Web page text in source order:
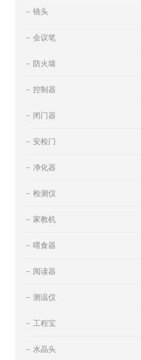
镜头
会议笔
防火墙
控制器
闭门器
安检门
净化器
检测仪
家教机
喂食器
阅读器
测温仪
工程宝
水晶头